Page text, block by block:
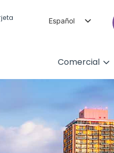
Español
Comercial